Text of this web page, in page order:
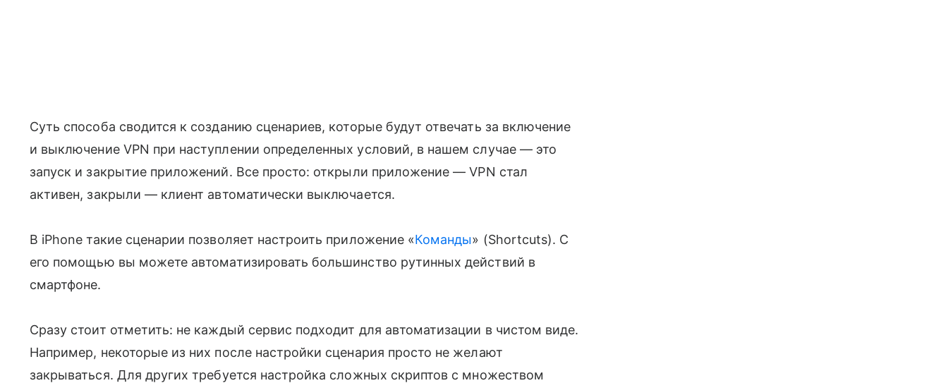
Суть способа сводится к созданию сценариев, которые будут отвечать за включение
и выключение VPN при наступлении определенных условий, в нашем случае — это
запуск и закрытие приложений. Все просто: открыли приложение — VPN стал
активен, закрыли — клиент автоматически выключается.
В iPhone такие сценарии позволяет настроить приложение «Команды» (Shortcuts). С
его помощью вы можете автоматизировать большинство рутинных действий в
смартфоне.
Сразу стоит отметить: не каждый сервис подходит для автоматизации в чистом виде.
Например, некоторые из них после настройки сценария просто не желают
закрываться. Для других требуется настройка сложных скриптов с множеством